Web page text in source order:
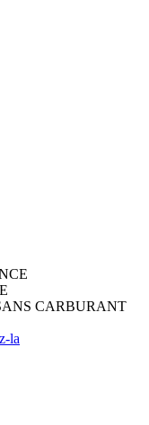
CARBURANT
la